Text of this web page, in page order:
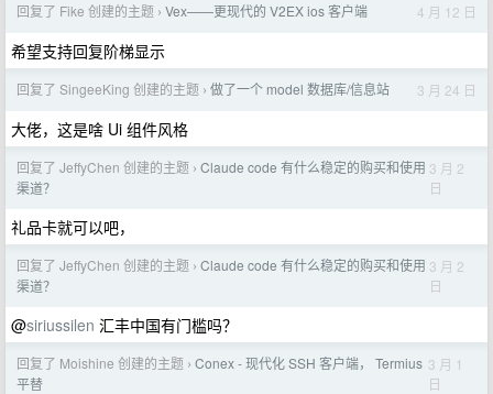
回复了 Fike 创建的主题 › Vex——更现代的 V2EX ios 客户端 4 月 12 日
希望支持回复阶梯显示
回复了 SingeeKing 创建的主题 › 做了一个 model 数据库/信息站 3 月 24 日
大佬，这是啥 Ui 组件风格
回复了 JeffyChen 创建的主题 › Claude code 有什么稳定的购买和使用
渠道？
3 月 2
日
礼品卡就可以吧，
回复了 JeffyChen 创建的主题 › Claude code 有什么稳定的购买和使用
渠道？
3 月 2
日
@siriussilen 汇丰中国有门槛吗？
回复了 Moishine 创建的主题 › Conex - 现代化 SSH 客户端， Termius
平替
3 月 1
日